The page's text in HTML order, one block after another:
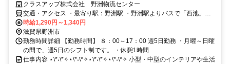
クラスアップ株式会社 野洲物流センター
交通・アクセス ・最寄り駅：野洲駅 ・野洲駅よりバスで「西池」に
て下車。徒歩2～3分。
時給1,290円～1,340円
滋賀県野洲市
勤務時間詳細 【勤務時間】 ８：00～17：00 週5日勤務 ・月曜～日曜
の間で、週5日のシフト制です。 ・休憩1時間
仕事内容 ⋆\*˖\*✧⋆\*˖\*✧⋆\*˖\*✧⋆\*˖\*✧ 小型・中型のインテリアや生活